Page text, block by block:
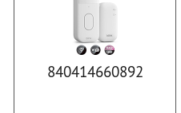
840414660892